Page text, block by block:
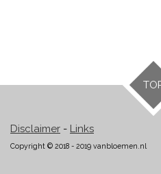
Disclaimer - Links
Copyright © 2018 - 2019 vanbloemen.nl